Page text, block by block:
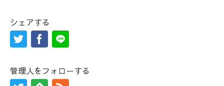
シェアする
管理人をフォローする